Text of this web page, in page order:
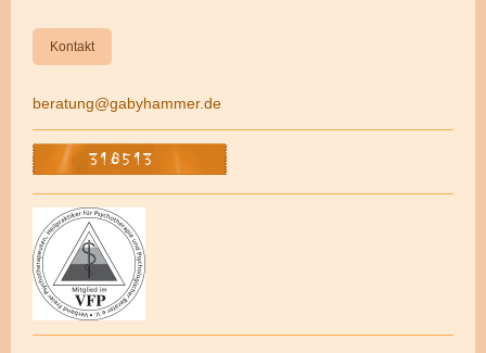
Kontakt
beratung@gabyhammer.de